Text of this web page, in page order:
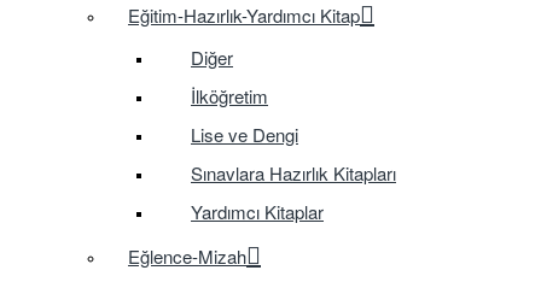
Eğitim-Hazırlık-Yardımcı Kitap
Diğer
İlköğretim
Lise ve Dengi
Sınavlara Hazırlık Kitapları
Yardımcı Kitaplar
Eğlence-Mizah